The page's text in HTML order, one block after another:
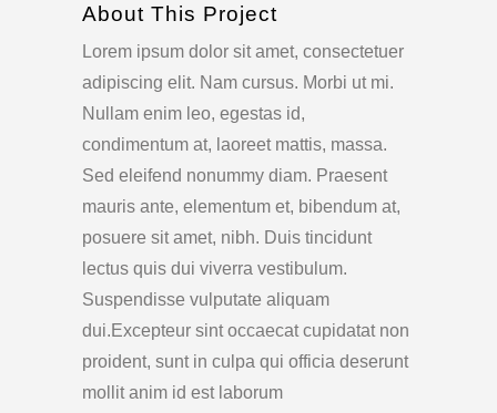
About This Project
Lorem ipsum dolor sit amet, consectetuer
adipiscing elit. Nam cursus. Morbi ut mi.
Nullam enim leo, egestas id,
condimentum at, laoreet mattis, massa.
Sed eleifend nonummy diam. Praesent
mauris ante, elementum et, bibendum at,
posuere sit amet, nibh. Duis tincidunt
lectus quis dui viverra vestibulum.
Suspendisse vulputate aliquam
dui.Excepteur sint occaecat cupidatat non
proident, sunt in culpa qui officia deserunt
mollit anim id est laborum